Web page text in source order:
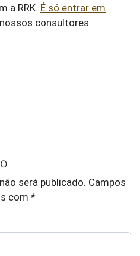
a RRK. É só entrar em
consultores.
será publicado. Campos
com *